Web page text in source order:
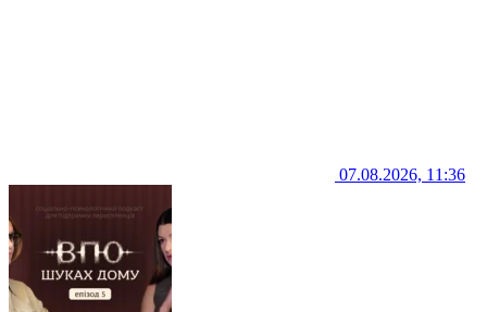
07.08.2026, 11:36